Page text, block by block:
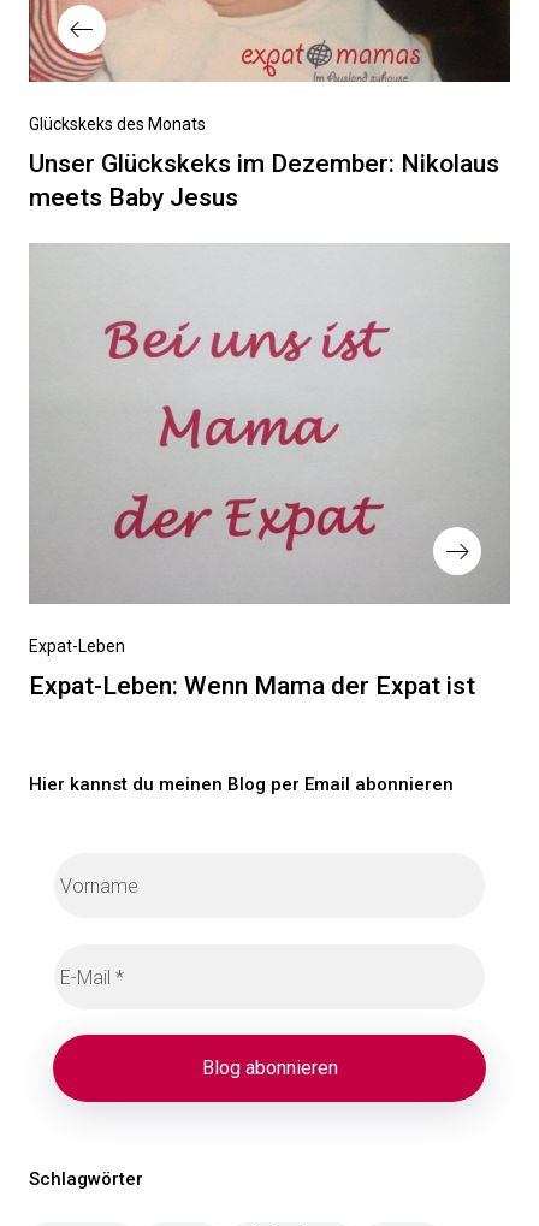
Vorheriger
Beitrag
Glückskeks des Monats
Unser Glückskeks im Dezember: Nikolaus
meets Baby Jesus
Nächster
Beitrag
Expat-Leben
Expat-Leben: Wenn Mama der Expat ist
Hier kannst du meinen Blog per Email abonnieren
Schlagwörter